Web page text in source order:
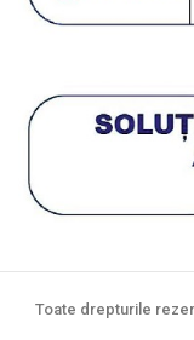
Toate drepturile